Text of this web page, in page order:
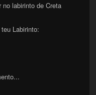
labirinto de Creta
Labirinto: